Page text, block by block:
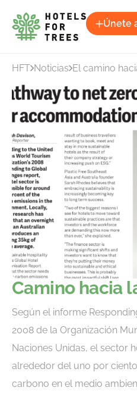
Únete
HFT Noticias El camino
Camino hacia
Según el informe
2008 de la Organización
Naciones Unidas, el sector
alrededor del uno por
carbono en el medio